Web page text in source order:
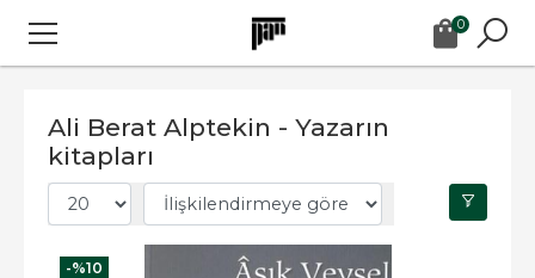
0
Ali Berat Alptekin - Yazarın
kitapları
-%10